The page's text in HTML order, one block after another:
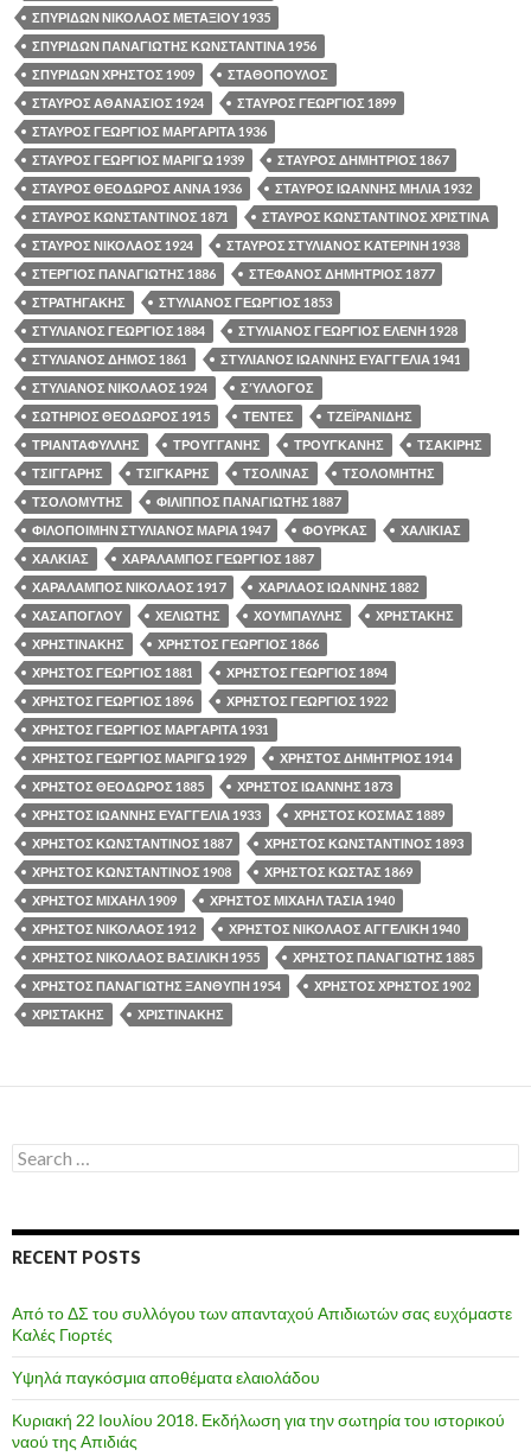
ΣΠΥΡΙΔΩΝ ΝΙΚΟΛΑΟΣ ΜΕΤΑΞΙΟΥ 1935
ΣΠΥΡΙΔΩΝ ΠΑΝΑΓΙΩΤΗΣ ΚΩΝΣΤΑΝΤΙΝΑ 1956
ΣΠΥΡΙΔΩΝ ΧΡΗΣΤΟΣ 1909
ΣΤΑΘΟΠΟΥΛΟΣ
ΣΤΑΥΡΟΣ ΑΘΑΝΑΣΙΟΣ 1924
ΣΤΑΥΡΟΣ ΓΕΩΡΓΙΟΣ 1899
ΣΤΑΥΡΟΣ ΓΕΩΡΓΙΟΣ ΜΑΡΓΑΡΙΤΑ 1936
ΣΤΑΥΡΟΣ ΓΕΩΡΓΙΟΣ ΜΑΡΙΓΩ 1939
ΣΤΑΥΡΟΣ ΔΗΜΗΤΡΙΟΣ 1867
ΣΤΑΥΡΟΣ ΘΕΟΔΩΡΟΣ ΑΝΝΑ 1936
ΣΤΑΥΡΟΣ ΙΩΑΝΝΗΣ ΜΗΛΙΑ 1932
ΣΤΑΥΡΟΣ ΚΩΝΣΤΑΝΤΙΝΟΣ 1871
ΣΤΑΥΡΟΣ ΚΩΝΣΤΑΝΤΙΝΟΣ ΧΡΙΣΤΙΝΑ
ΣΤΑΥΡΟΣ ΝΙΚΟΛΑΟΣ 1924
ΣΤΑΥΡΟΣ ΣΤΥΛΙΑΝΟΣ ΚΑΤΕΡΙΝΗ 1938
ΣΤΕΡΓΙΟΣ ΠΑΝΑΓΙΩΤΗΣ 1886
ΣΤΕΦΑΝΟΣ ΔΗΜΗΤΡΙΟΣ 1877
ΣΤΡΑΤΗΓΑΚΗΣ
ΣΤΥΛΙΑΝΟΣ ΓΕΩΡΓΙΟΣ 1853
ΣΤΥΛΙΑΝΟΣ ΓΕΩΡΓΙΟΣ 1884
ΣΤΥΛΙΑΝΟΣ ΓΕΩΡΓΙΟΣ ΕΛΕΝΗ 1928
ΣΤΥΛΙΑΝΟΣ ΔΗΜΟΣ 1861
ΣΤΥΛΙΑΝΟΣ ΙΩΑΝΝΗΣ ΕΥΑΓΓΕΛΙΑ 1941
ΣΤΥΛΙΑΝΟΣ ΝΙΚΟΛΑΟΣ 1924
ΣΎΛΛΟΓΟΣ
ΣΩΤΗΡΙΟΣ ΘΕΟΔΩΡΟΣ 1915
ΤΕΝΤΕΣ
ΤΖΕΪΡΑΝΙΔΗΣ
ΤΡΙΑΝΤΑΦΥΛΛΗΣ
ΤΡΟΥΓΓΑΝΗΣ ΤΡΟΥΓΚΑΝΗΣ
ΤΣΑΚΙΡΗΣ
ΤΣΙΓΓΑΡΗΣ
ΤΣΙΓΚΑΡΗΣ ΤΣΟΛΙΝΑΣ
ΤΣΟΛΟΜΗΤΗΣ
ΤΣΟΛΟΜΥΤΗΣ
ΦΙΛΙΠΠΟΣ ΠΑΝΑΓΙΩΤΗΣ 1887
ΦΙΛΟΠΟΙΜΗΝ ΣΤΥΛΙΑΝΟΣ ΜΑΡΙΑ 1947
ΦΟΥΡΚΑΣ
ΧΑΛΙΚΙΑΣ
ΧΑΛΚΙΑΣ
ΧΑΡΑΛΑΜΠΟΣ ΓΕΩΡΓΙΟΣ 1887
ΧΑΡΑΛΑΜΠΟΣ ΝΙΚΟΛΑΟΣ 1917
ΧΑΡΙΛΑΟΣ ΙΩΑΝΝΗΣ 1882
ΧΑΣΑΠΟΓΛΟΥ
ΧΕΛΙΩΤΗΣ ΧΟΥΜΠΑΥΛΗΣ
ΧΡΗΣΤΑΚΗΣ
ΧΡΗΣΤΙΝΑΚΗΣ
ΧΡΗΣΤΟΣ ΓΕΩΡΓΙΟΣ 1866
ΧΡΗΣΤΟΣ ΓΕΩΡΓΙΟΣ 1881
ΧΡΗΣΤΟΣ ΓΕΩΡΓΙΟΣ 1894
ΧΡΗΣΤΟΣ ΓΕΩΡΓΙΟΣ 1896
ΧΡΗΣΤΟΣ ΓΕΩΡΓΙΟΣ 1922
ΧΡΗΣΤΟΣ ΓΕΩΡΓΙΟΣ ΜΑΡΓΑΡΙΤΑ 1931
ΧΡΗΣΤΟΣ ΓΕΩΡΓΙΟΣ ΜΑΡΙΓΩ 1929
ΧΡΗΣΤΟΣ ΔΗΜΗΤΡΙΟΣ 1914
ΧΡΗΣΤΟΣ ΘΕΟΔΩΡΟΣ 1885
ΧΡΗΣΤΟΣ ΙΩΑΝΝΗΣ 1873
ΧΡΗΣΤΟΣ ΙΩΑΝΝΗΣ ΕΥΑΓΓΕΛΙΑ 1933
ΧΡΗΣΤΟΣ ΚΟΣΜΑΣ 1889
ΧΡΗΣΤΟΣ ΚΩΝΣΤΑΝΤΙΝΟΣ 1887
ΧΡΗΣΤΟΣ ΚΩΝΣΤΑΝΤΙΝΟΣ 1893
ΧΡΗΣΤΟΣ ΚΩΝΣΤΑΝΤΙΝΟΣ 1908
ΧΡΗΣΤΟΣ ΚΩΣΤΑΣ 1869
ΧΡΗΣΤΟΣ ΜΙΧΑΗΛ 1909
ΧΡΗΣΤΟΣ ΜΙΧΑΗΛ ΤΑΣΙΑ 1940
ΧΡΗΣΤΟΣ ΝΙΚΟΛΑΟΣ 1912
ΧΡΗΣΤΟΣ ΝΙΚΟΛΑΟΣ ΑΓΓΕΛΙΚΗ 1940
ΧΡΗΣΤΟΣ ΝΙΚΟΛΑΟΣ ΒΑΣΙΛΙΚΗ 1955
ΧΡΗΣΤΟΣ ΠΑΝΑΓΙΩΤΗΣ 1885
ΧΡΗΣΤΟΣ ΠΑΝΑΓΙΩΤΗΣ ΞΑΝΘΥΠΗ 1954
ΧΡΗΣΤΟΣ ΧΡΗΣΤΟΣ 1902
ΧΡΙΣΤΑΚΗΣ
ΧΡΙΣΤΙΝΑΚΗΣ
Search
for:
RECENT POSTS
Από το ΔΣ του συλλόγου των απανταχού Απιδιωτών σας ευχόμαστε
Καλές Γιορτές
Υψηλά παγκόσμια αποθέματα ελαιολάδου
Κυριακή 22 Ιουλίου 2018. Εκδήλωση για την σωτηρία του ιστορικού
ναού της Απιδιάς